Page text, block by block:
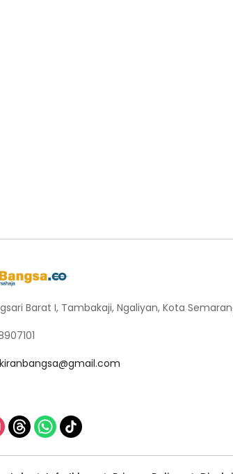
Barat I, Tambakaji, Ngaliyan, Kota